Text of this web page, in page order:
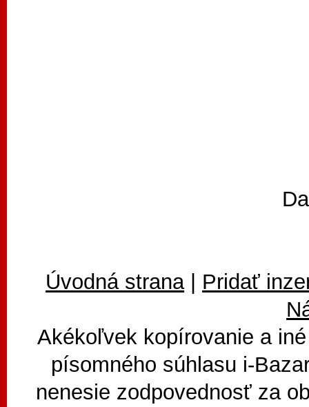
Úvodná strana| Pridať
Akékoľvek kopírovanie a
písomného súhlasu i-
nenesie zodpovednosť za